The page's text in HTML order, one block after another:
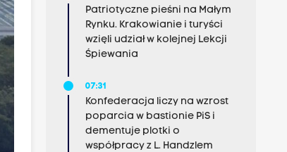
Patriotyczne pieśni na Małym
Rynku. Krakowianie i turyści
wzięli udział w kolejnej Lekcji
Śpiewania
07:31
Konfederacja liczy na wzrost
poparcia w bastionie PiS i
dementuje plotki o
współpracy z L. Handzlem